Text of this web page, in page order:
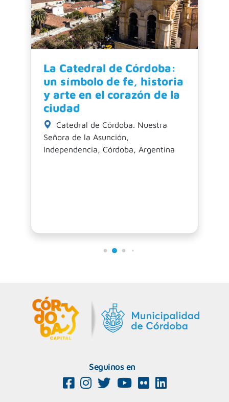
La Catedral de Córdoba:
un símbolo de fe, historia
y arte en el corazón de la
ciudad
Catedral de Córdoba. Nuestra
Señora de la Asunción,
Independencia, Córdoba, Argentina
Seguinos en